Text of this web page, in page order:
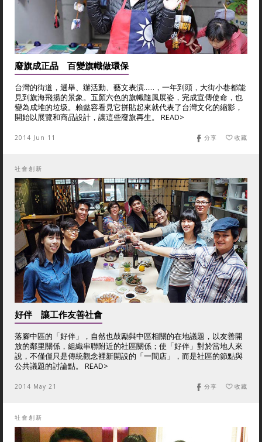
廢旗成正品 百變旗幟做環保
台灣的街道，選舉、辦活動、藝文表演……，一年到頭，大街小巷都能
見到旗海飛揚的景象。五顏六色的旗幟隨風展姿，完成宣傳使命，也
變為成堆的垃圾。賴懿容看見它拼貼起來就代表了台灣文化的縮影，
開始以展覽和商品設計，讓這些廢旗再生。 READ>
2014 Jun 11 收藏
分享
社會創新
好伴 讓工作友善社會
落腳中區的「好伴」，自然也鼓勵與中區相關的在地議題，以友善開
放的鄰里關係，組織串聯附近的社區關係；使「好伴」對於當地人來
說，不僅僅只是傳統觀念裡新開設的「一間店」，而是社區的節點與
公共議題的討論點。 READ>
2014 May 21 收藏
分享
社會創新